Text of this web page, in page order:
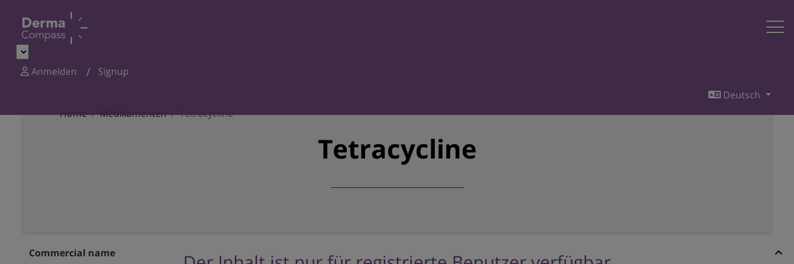
Anmelden
Signup
Deutsch
Home
Medikamenten Tetracycline
Tetracycline
Commercial name